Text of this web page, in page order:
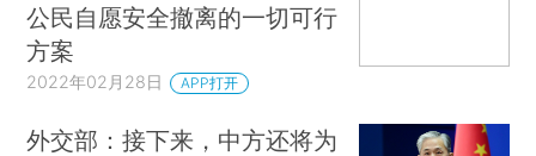
公民自愿安全撤离的一切可行
方案
2022年02月28日 APP打开
外交部：接下来，中方还将为